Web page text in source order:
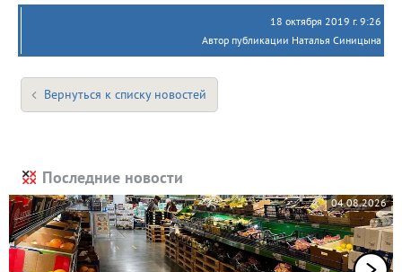
18 октября 2019 г. 9:26
Автор публикации Наталья Синицына
Вернуться к списку новостей
Последние новости
04.08.2026